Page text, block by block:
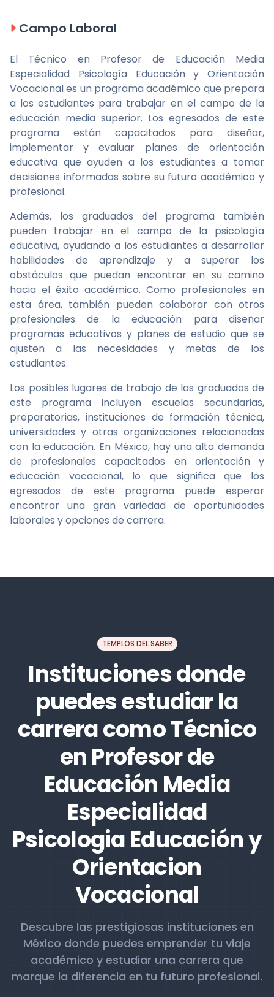
Campo Laboral
El Técnico en Profesor de Educación Media
Especialidad Psicología Educación y Orientación
Vocacional es un programa académico que prepara
a los estudiantes para trabajar en el campo de la
educación media superior. Los egresados de este
programa están capacitados para diseñar,
implementar y evaluar planes de orientación
educativa que ayuden a los estudiantes a tomar
decisiones informadas sobre su futuro académico y
profesional.
Además, los graduados del programa también
pueden trabajar en el campo de la psicología
educativa, ayudando a los estudiantes a desarrollar
habilidades de aprendizaje y a superar los
obstáculos que puedan encontrar en su camino
hacia el éxito académico. Como profesionales en
esta área, también pueden colaborar con otros
profesionales de la educación para diseñar
programas educativos y planes de estudio que se
ajusten a las necesidades y metas de los
estudiantes.
Los posibles lugares de trabajo de los graduados de
este programa incluyen escuelas secundarias,
preparatorias, instituciones de formación técnica,
universidades y otras organizaciones relacionadas
con la educación. En México, hay una alta demanda
de profesionales capacitados en orientación y
educación vocacional, lo que significa que los
egresados de este programa puede esperar
encontrar una gran variedad de oportunidades
laborales y opciones de carrera.
TEMPLOS DEL SABER
Instituciones donde
puedes estudiar la
carrera como Técnico
en Profesor de
Educación Media
Especialidad
Psicologia Educación y
Orientacion
Vocacional
Descubre las prestigiosas instituciones en
México donde puedes emprender tu viaje
académico y estudiar una carrera que
marque la diferencia en tu futuro profesional.